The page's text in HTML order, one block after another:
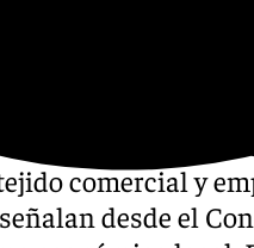
este jueves
comercial y
desde el